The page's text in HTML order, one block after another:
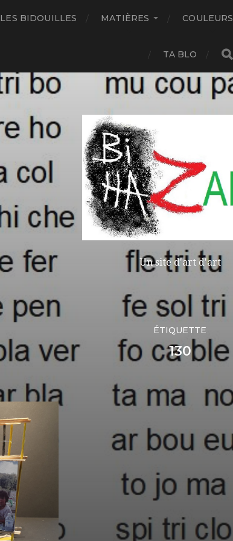
LES BIDOUILLES MATIÈRES COULEURS
TA BLO
Un site d'art d'art
ÉTIQUETTE
130